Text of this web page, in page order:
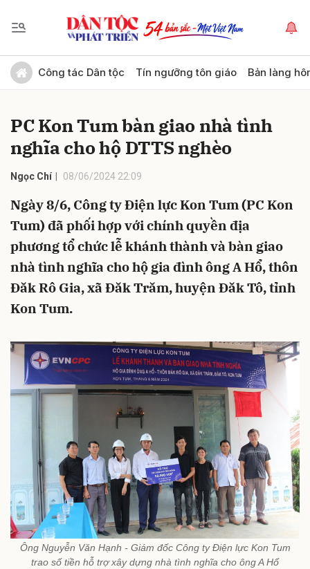
Công tác Dân tộc Tín ngưỡng tôn giáo Bản làng
PC Kon Tum bàn giao nhà tình
nghĩa cho hộ DTTS nghèo
Ngọc Chí 08/06/2024 22:09
Ngày 8/6, Công ty Điện lực Kon Tum (PC Kon
Tum) đã phối hợp với chính quyền địa
phương tổ chức lễ khánh thành và bàn giao
nhà tình nghĩa cho hộ gia đình ông A Hổ, thôn
Đăk Rô Gia, xã Đăk Trăm, huyện Đăk Tô, tỉnh
Kon Tum.
Ông Nguyễn Văn Hạnh - Giám đốc Công ty Điện lực Kon Tum
trao số tiền hỗ trợ xây dựng nhà tình nghĩa cho ông A Hổ
Gửi bình luận
Hủy Gửi